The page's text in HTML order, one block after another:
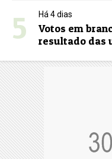
5 Há 4 dias
Votos em
resultado das